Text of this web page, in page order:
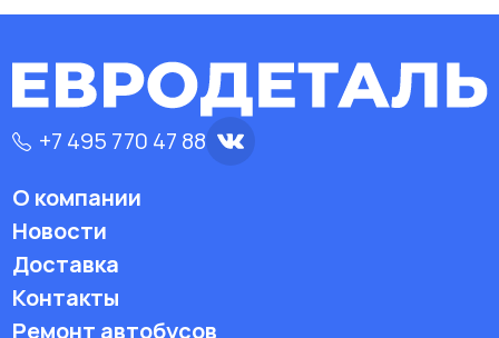
+7 495 770 47 88
О компании
Новости
Доставка
Контакты
Ремонт автобусов